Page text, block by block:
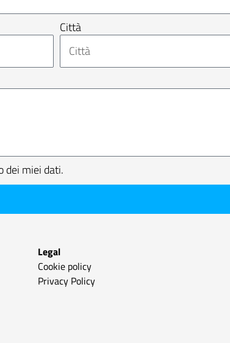
Città
dei miei dati.
Legal
Cookie policy
Privacy Policy